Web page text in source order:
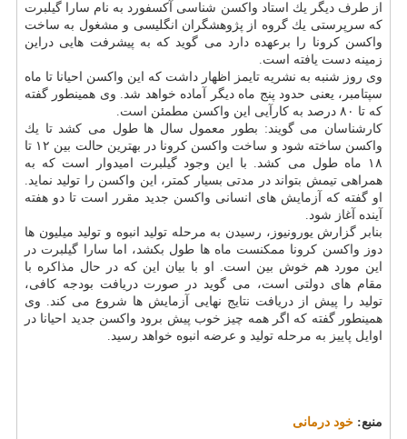
از طرف دیگر یك استاد واكسن شناسی آكسفورد به نام سارا گیلبرت
كه سرپرستی یك گروه از پژوهشگران انگلیسی و مشغول به ساخت
واكسن كرونا را برعهده دارد می گوید كه به پیشرفت هایی دراین
زمینه دست یافته است.
وی روز شنبه به نشریه تایمز اظهار داشت كه این واكسن احیانا تا ماه
سپتامبر، یعنی حدود پنج ماه دیگر آماده خواهد شد. وی همینطور گفته
كه تا ۸۰ درصد به كارآیی این واكسن مطمئن است.
كارشناسان می گویند: بطور معمول سال ها طول می كشد تا یك
واكسن ساخته شود و ساخت واكسن كرونا در بهترین حالت بین ۱۲ تا
۱۸ ماه طول می كشد. با این وجود گیلبرت امیدوار است كه به
همراهی تیمش بتواند در مدتی بسیار كمتر، این واكسن را تولید نماید.
او گفته كه آزمایش های انسانی واكسن جدید مقرر است تا دو هفته
آینده آغاز شود.
بنابر گزارش یورونیوز، رسیدن به مرحله تولید انبوه و تولید میلیون ها
دوز واكسن كرونا ممكنست ماه ها طول بكشد، اما سارا گیلبرت در
این مورد هم خوش بین است. او با بیان این كه در حال مذاكره با
مقام های دولتی است، می گوید در صورت دریافت بودجه كافی،
تولید را پیش از دریافت نتایج نهایی آزمایش ها شروع می كند. وی
همینطور گفته كه اگر همه چیز خوب پیش برود واكسن جدید احیانا در
اوایل پاییز به مرحله تولید و عرضه انبوه خواهد رسید.
منبع: خود درمانی